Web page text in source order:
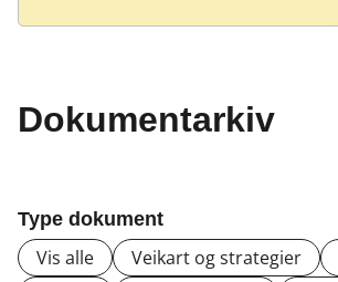
Dokumentarkiv
Type dokument
Vis alle Veikart og strategier